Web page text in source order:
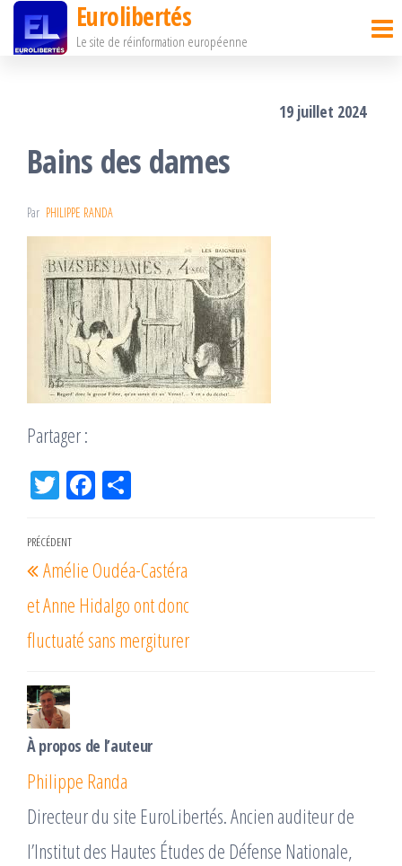
Passer
Eurolibertés
Le site de réinformation européenne
19 juillet 2024
Bains des dames
Par PHILIPPE RANDA
Partager :
Tw
er
Fac
k r
Navigation
de
l’article
Article
précédent
PRÉCÉDENT
Amélie Oudéa-Castéra
et Anne Hidalgo ont donc
fluctuaté sans mergiturer
À propos de l’auteur
Philippe Randa
Directeur du site EuroLibertés. Ancien auditeur de
l’Institut des Hautes Études de Défense Nationale,